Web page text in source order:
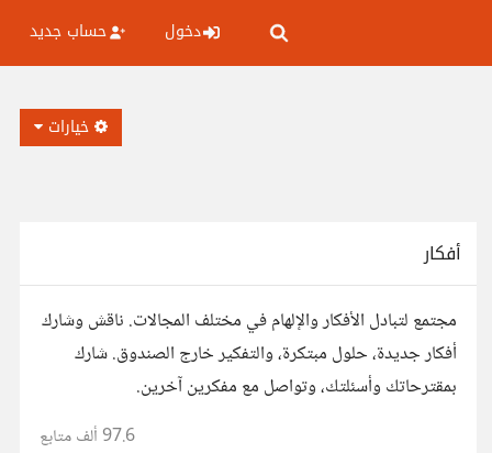
دخول حساب جديد
خيارات
أفكار
مجتمع لتبادل الأفكار والإلهام في مختلف المجالات. ناقش وشارك
أفكار جديدة، حلول مبتكرة، والتفكير خارج الصندوق. شارك
بمقترحاتك وأسئلتك، وتواصل مع مفكرين آخرين.
97.6 ألف متابع